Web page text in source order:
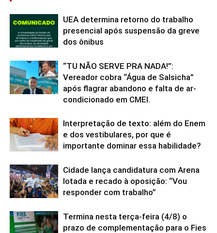
UEA determina retorno do trabalho
presencial após suspensão da greve
dos ônibus
“TU NÃO SERVE PRA NADA!”:
Vereador cobra “Água de Salsicha”
após flagrar abandono e falta de ar-
condicionado em CMEI.
Interpretação de texto: além do Enem
e dos vestibulares, por que é
importante dominar essa habilidade?
Cidade lança candidatura com Arena
lotada e recado à oposição: “Vou
responder com trabalho”
Termina nesta terça-feira (4/8) o
prazo de complementação para o Fies